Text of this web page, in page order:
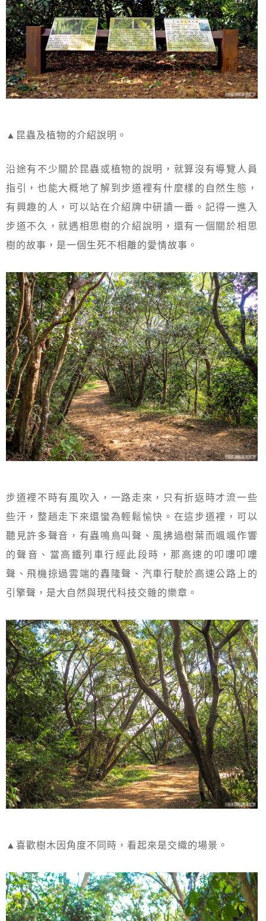
▲昆蟲及植物的介紹說明。
沿途有不少關於昆蟲或植物的說明，就算沒有導覽人員
指引，也能大概地了解到步道裡有什麼樣的自然生態，
有興趣的人，可以站在介紹牌中研讀一番。記得一進入
步道不久，就遇相思樹的介紹說明，還有一個關於相思
樹的故事，是一個生死不相離的愛情故事。
步道裡不時有風吹入，一路走來，只有折返時才流一些
些汗，整趟走下來還蠻為輕鬆愉快。在這步道裡，可以
聽見許多聲音，有蟲鳴鳥叫聲、風拂過樹葉而颯颯作響
的聲音、當高鐵列車行經此段時，那高速的叩嘍叩嘍
聲、飛機掠過雲端的轟隆聲、汽車行駛於高速公路上的
引擎聲，是大自然與現代科技交雜的樂章。
▲喜歡樹木因角度不同時，看起來是交織的場景。